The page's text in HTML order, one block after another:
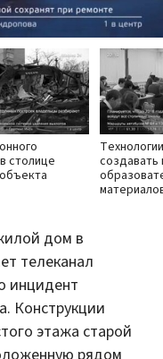
столице
дом в
телеканал
инцидент
Конструкции
этажа старой